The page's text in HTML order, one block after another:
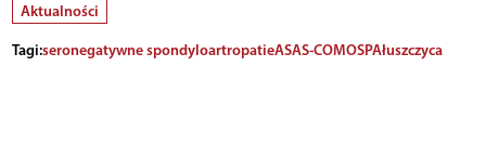
Aktualności
Tagi:seronegatywne spondyloartropatieASAS-COMOSPAłuszczyca